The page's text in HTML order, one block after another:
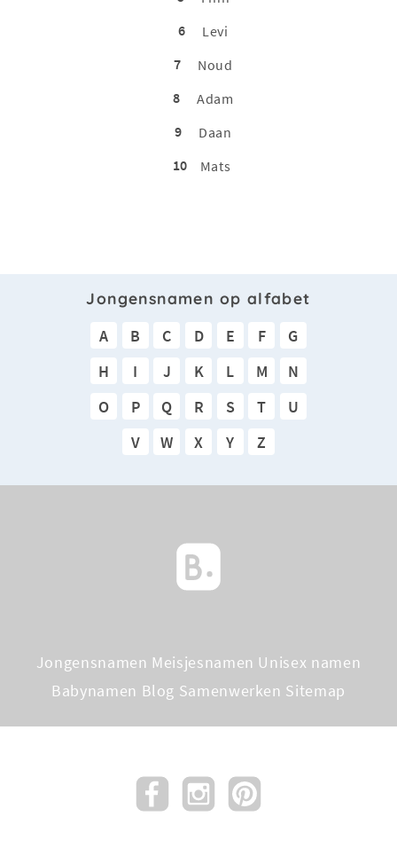
6
Levi
7
Noud
8
Adam
9
Daan
10
Mats
Jongensnamen op alfabet
A B C D E F
G
H
I J K L M
N
O
P Q R S T
U
V
W X Y Z
Jongensnamen Meisjesnamen Unisex namen
Babynamen Blog Samenwerken Sitemap